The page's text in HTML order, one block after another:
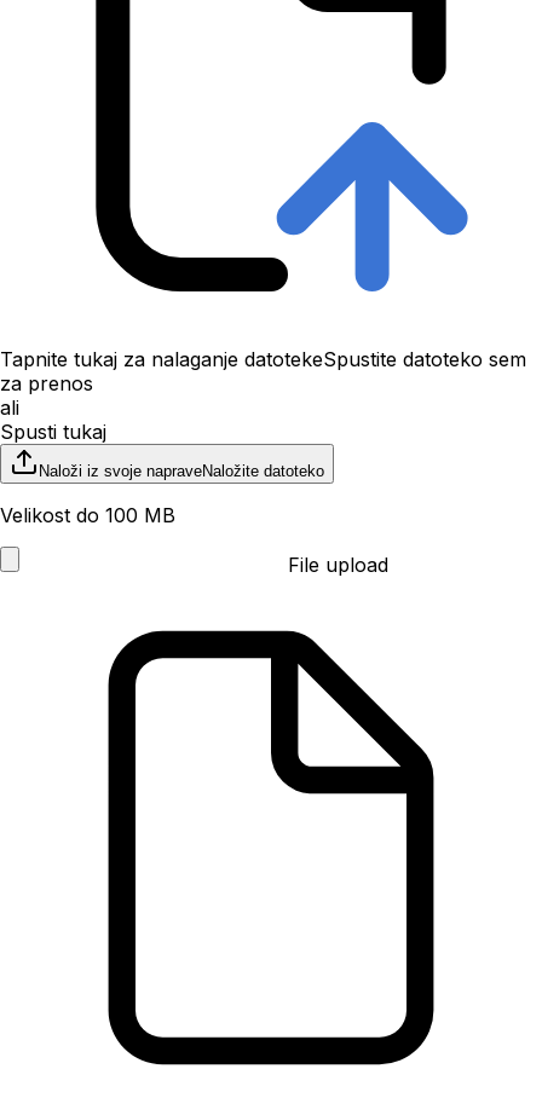
Tapnite tukaj za nalaganje datotekeSpustite datoteko sem
za prenos
ali
Spusti tukaj
Naloži iz svoje napraveNaložite datoteko
Velikost do 100 MB
File upload